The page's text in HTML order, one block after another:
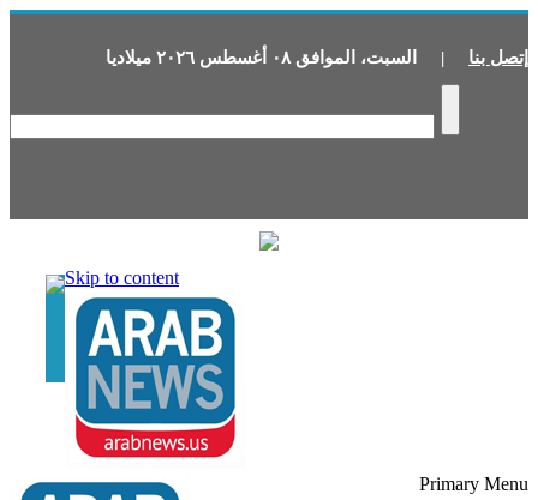
إتصل بنا | السبت، الموافق ٠٨ أغسطس ٢٠٢٦ ميلاديا
Skip to content
Primary Menu